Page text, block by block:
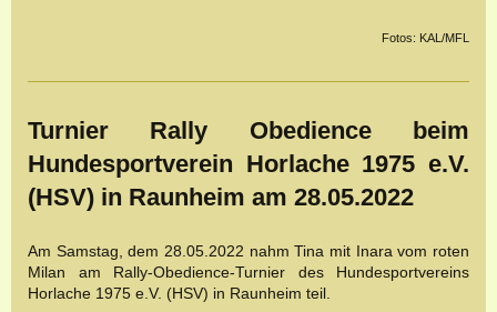
Fotos: KAL/MFL
Turnier Rally Obedience beim
Hundesportverein Horlache 1975 e.V.
(HSV) in Raunheim am 28.05.2022
Am Samstag, dem 28.05.2022 nahm Tina mit Inara vom roten
Milan am Rally-Obedience-Turnier des Hundesportvereins
Horlache 1975 e.V. (HSV) in Raunheim teil.